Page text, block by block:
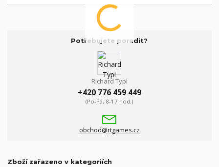
Potřebujete poradit?
Richard Typl
+420 776 459 449
(Po-Pá, 8-17 hod.)
obchod@rtgames.cz
Zboží zařazeno v kategoriích